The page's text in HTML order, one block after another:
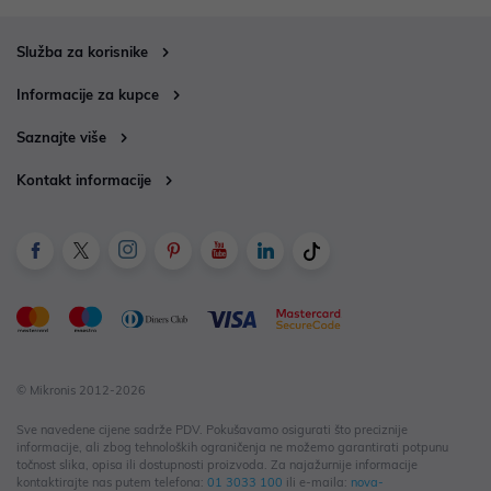
Služba za korisnike
Informacije za kupce
Saznajte više
Kontakt informacije
© Mikronis 2012-2026
Sve navedene cijene sadrže PDV. Pokušavamo osigurati što preciznije
informacije, ali zbog tehnoloških ograničenja ne možemo garantirati potpunu
točnost slika, opisa ili dostupnosti proizvoda. Za najažurnije informacije
kontaktirajte nas putem telefona: 01 3033 100 ili e-maila: nova-